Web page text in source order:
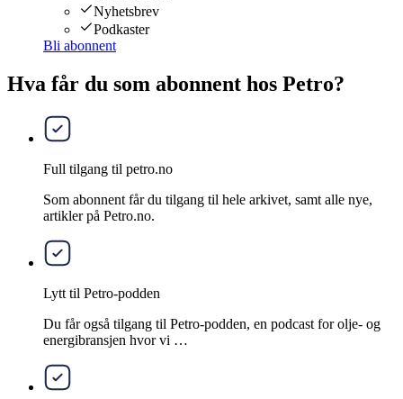
Nyhetsbrev
Podkaster
Bli abonnent
Hva får du som abonnent hos Petro?
Full tilgang til petro.no
Som abonnent får du tilgang til hele arkivet, samt alle nye,
artikler på Petro.no.
Lytt til Petro-podden
Du får også tilgang til Petro-podden, en podcast for olje- og
energibransjen hvor vi …